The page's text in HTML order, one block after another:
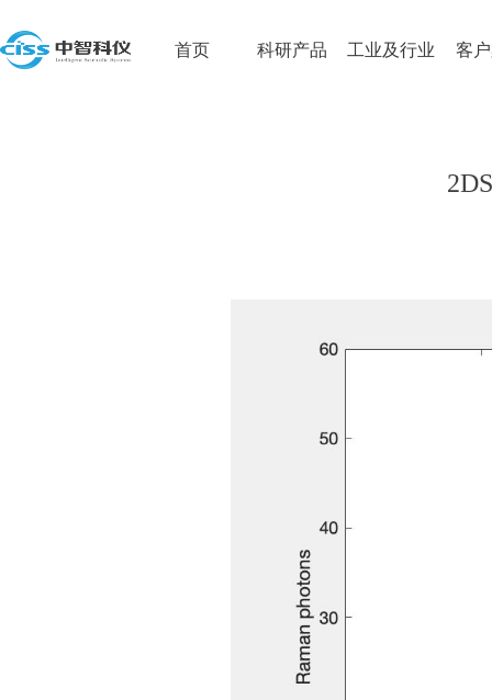
首页 科研产品 工业及行业 客